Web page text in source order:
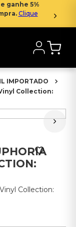
ganhe 5%
Clique
IMPORTADO
Collection:
Collection: